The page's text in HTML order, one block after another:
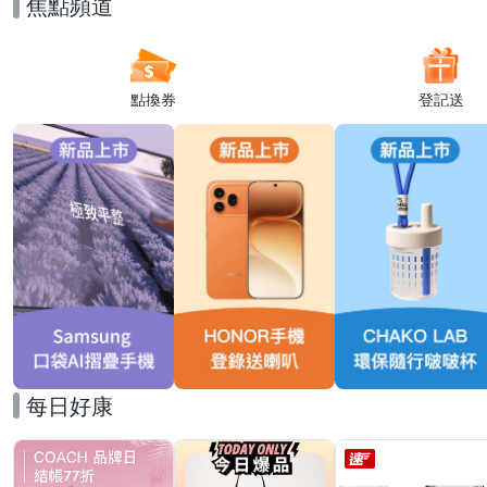
點換券 登記送
每日好康